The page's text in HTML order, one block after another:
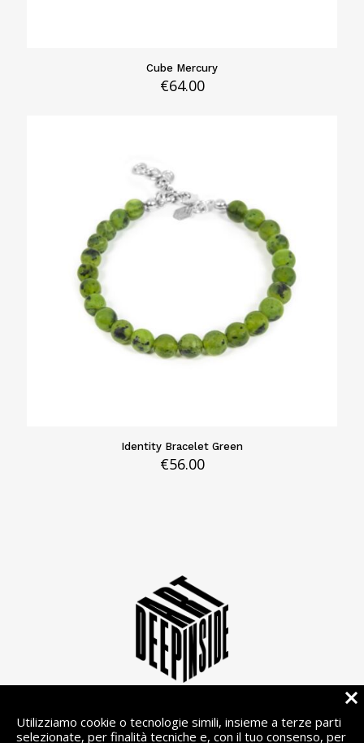
Cube Mercury
€64.00
Identity Bracelet Green
€56.00
info@deepinsiderart.com
Utilizziamo cookie o tecnologie simili, insieme a terze parti
selezionate, per finalità tecniche e, con il tuo consenso, per